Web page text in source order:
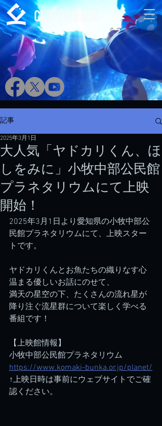
記事
大人気「ヤドカリくん、ほ
しをみに」小牧中部公民館
プラネタリウムにて上映
開始！
2025年3月1日
2025年3月1日より愛知県の小牧中部公
民館プラネタリウムにて、上映スター
トです。
ヤドカリくんとお魚たちの織りなす心
温まる優しいお話にのせて、
満天の星空の下、たくさんの流れ星が
降り注ぐ流星群について楽しく学べる
番組です！
【上映館情報】
小牧中部公民館プラネタリウム
https://www.komaki-bunka.or.jp/planet/
↑上映日時は事前にウェブサイトでご確
認ください。